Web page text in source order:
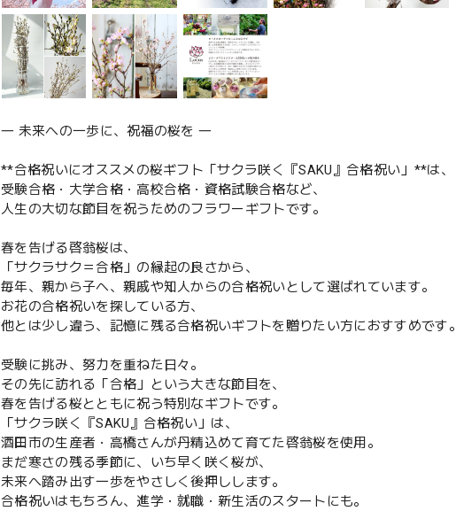
― 未来への一歩に、祝福の桜を ―
**合格祝いにオススメの桜ギフト「サクラ咲く『SAKU』合格祝い」**は、
受験合格・大学合格・高校合格・資格試験合格など、
人生の大切な節目を祝うためのフラワーギフトです。
春を告げる啓翁桜は、
「サクラサク＝合格」の縁起の良さから、
毎年、親から子へ、親戚や知人からの合格祝いとして選ばれています。
お花の合格祝いを探している方、
他とは少し違う、記憶に残る合格祝いギフトを贈りたい方におすすめです
受験に挑み、努力を重ねた日々。
その先に訪れる「合格」という大きな節目を、
春を告げる桜とともに祝う特別なギフトです。
「サクラ咲く『SAKU』合格祝い」は、
酒田市の生産者・高橋さんが丹精込めて育てた啓翁桜を使用。
まだ寒さの残る季節に、いち早く咲く桜が、
未来へ踏み出す一歩をやさしく後押しします。
合格祝いはもちろん、進学・就職・新生活のスタートにも。